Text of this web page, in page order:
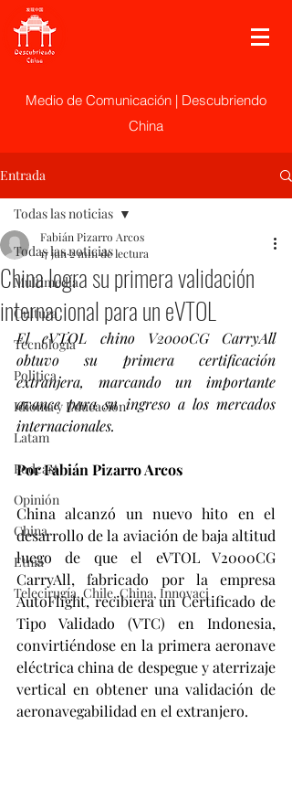
Medio de Comunicación | Descubriendo
China
Entrada
Todas las noticias
Multimedia
Cultura
Tecnología
Politica
Idioma y Educación
Latam
Podcast
Opinión
China
Etnia
Telecirugía, Chile, China, Innovaci
Todas las noticias
China logra su primera validación
internacional para un eVTOL
Fabián Pizarro Arcos
17 jun 2 min de lectura
El eVTOL chino V2000CG CarryAll
obtuvo su primera certificación
extranjera, marcando un importante
avance para su ingreso a los mercados
internacionales.
Por Fabián Pizarro Arcos
China alcanzó un nuevo hito en el
desarrollo de la aviación de baja altitud
luego de que el eVTOL V2000CG
CarryAll, fabricado por la empresa
AutoFlight, recibiera un Certificado de
Tipo Validado (VTC) en Indonesia,
convirtiéndose en la primera aeronave
eléctrica china de despegue y aterrizaje
vertical en obtener una validación de
aeronavegabilidad en el extranjero.